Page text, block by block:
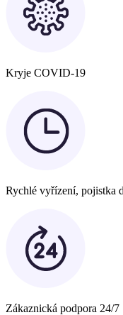
Kryje COVID-19
Rychlé vyřízení, pojistka
Zákaznická podpora 24/7